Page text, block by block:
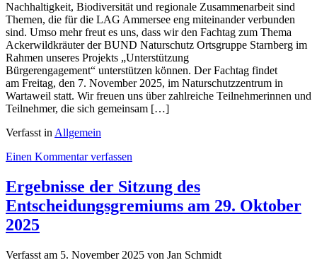
Nachhaltigkeit, Biodiversität und regionale Zusammenarbeit sind
Themen, die für die LAG Ammersee eng miteinander verbunden
sind. Umso mehr freut es uns, dass wir den Fachtag zum Thema
Ackerwildkräuter der BUND Naturschutz Ortsgruppe Starnberg im
Rahmen unseres Projekts „Unterstützung
Bürgerengagement“ unterstützen können. Der Fachtag findet
am Freitag, den 7. November 2025, im Naturschutzzentrum in
Wartaweil statt. Wir freuen uns über zahlreiche Teilnehmerinnen und
Teilnehmer, die sich gemeinsam […]
Verfasst inAllgemein
Einen Kommentar verfassen
zum
Fachtag
Ackerwildkräuter
Starnberg
Ergebnisse der Sitzung des
Entscheidungsgremiums am 29. Oktober
2025
Verfasst am 5. November 2025 von Jan Schmidt